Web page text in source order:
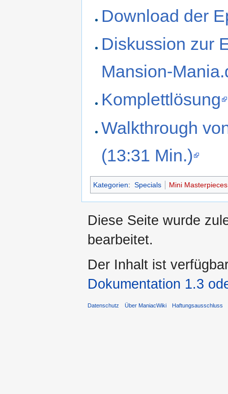
Download der
Diskussion zur
Mansion-
Komplettlösung
Walkthrough
(13:31 Min.)
Kategorien: Specials Mini Masterpieces
Diese Seite wurde
bearbeitet.
Der Inhalt ist
Dokumentation 1.3
Datenschutz Über ManiacWiki Haftungsausschluss